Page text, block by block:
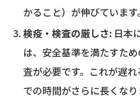
かること）が伸びています。
検疫・検査の厳しさ: 日本
は、安全基準を満たすた
査が必要です。これが遅
での時間がさらに長くなり